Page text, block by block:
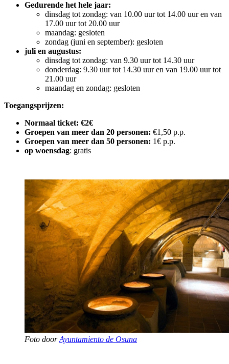
Gedurende het hele jaar:
dinsdag tot zondag: van 10.00 uur tot 14.00 uur en van
17.00 uur tot 20.00 uur
maandag: gesloten
zondag (juni en september): gesloten
juli en augustus:
dinsdag tot zondag: van 9.30 uur tot 14.30 uur
donderdag: 9.30 uur tot 14.30 uur en van 19.00 uur tot
21.00 uur
maandag en zondag: gesloten
Toegangsprijzen:
Normaal ticket: €2€
Groepen van meer dan 20 personen: €1,50 p.p.
Groepen van meer dan 50 personen: 1€ p.p.
op woensdag: gratis
Foto doorAyuntamiento de Osuna